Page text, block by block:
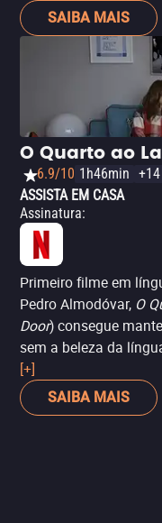
não só é extrapolável
que não tem coração
apenas brutal em
compaixão, onde o
como uma doença,
mais assustadora
extingue a
mais na crítica
SAIBA MAIS
O Quarto ao
6.9/10 1h46min +14
ASSISTA EM CASA
Assinatura:
Primeiro filme em
Pedro Almodóvar, O
Door) consegue
sem a beleza da
Swinton fazem uma
encaram a finitude da
trama traz questões
[+]
SAIBA MAIS